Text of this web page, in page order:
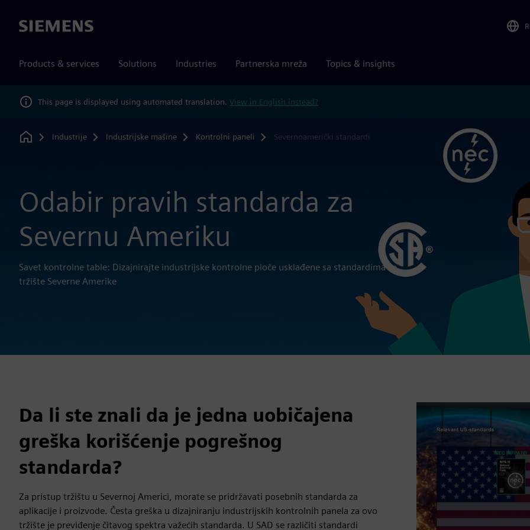
Siemens
Products & services Solutions Industries Partnerska mreža Topics & insights
This page is displayed using automated translation. View in English instead?
Home
Industrije Industrijske mašine Kontrolni paneli Severnoamerički standardi
Odabir pravih standarda za
Severnu Ameriku
Savet kontrolne table: Dizajnirajte industrijske kontrolne ploče usklađene sa standardima za
tržište Severne Amerike
Da li ste znali da je jedna uobičajena
greška korišćenje pogrešnog
standarda?
Za pristup tržištu u Severnoj Americi, morate se pridržavati posebnih standarda za
aplikacije i proizvode. Česta greška u dizajniranju industrijskih kontrolnih panela za ovo
tržište je previđenje čitavog spektra važećih standarda. U SAD se različiti standardi